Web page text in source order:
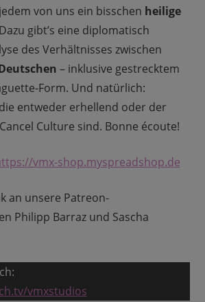
von uns ein bisschen heilige
gibt’s eine diplomatisch
des Verhältnisses zwischen
– inklusive gestrecktem
Form. Und natürlich:
entweder erhellend oder der
Culture sind. Bonne écoute!
vmx-shop.myspreadshop.de
an unsere Patreon-
Philipp Barraz und Sascha
vmxstudios